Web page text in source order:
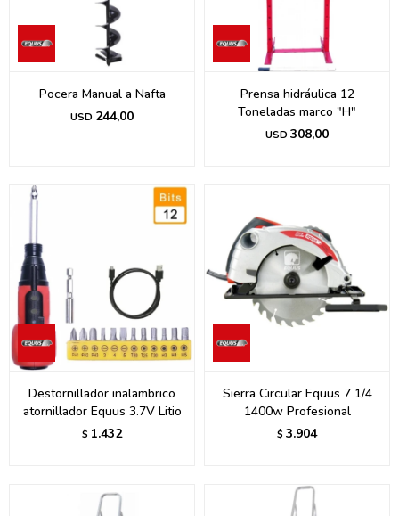
Pocera Manual a Nafta
USD 244,00
Prensa hidráulica 12
Toneladas marco "H"
USD 308,00
Destornillador inalambrico
atornillador Equus 3.7V Litio
$ 1.432
Sierra Circular Equus 7 1/4
1400w Profesional
$ 3.904